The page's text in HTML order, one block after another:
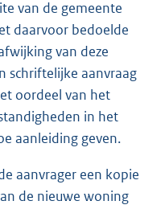
van de gemeente
daarvoor bedoelde
van deze
schriftelijke aanvraag
oordeel van het
in het
aanleiding geven.
aanvrager een kopie
de nieuwe woning